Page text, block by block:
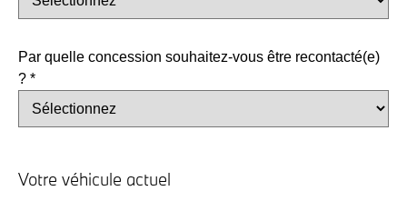
Par quelle concession souhaitez-vous être recontacté(e)
? *
Votre véhicule actuel